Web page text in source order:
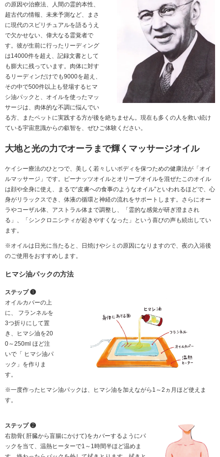
の原因や治療法、人間の霊的本性、
超古代の情報、未来予測など、まさ
に現代のスピリチュアルを語るうえ
で欠かせない、偉大なる霊覚者で
す。彼が生前に行ったリーディング
は14000件を超え、記録文書として
も膨大に残っています。肉体に対す
るリーディンだけでも9000を超え、
その中で500件以上も登場するヒマ
シ油パックと、オイルを使ったマッ
サージは、肉体的な不調に悩んでい
る方、またペットに実践する方が後を絶ちません。現在も多くの人を救い続け
ている宇宙意識からの叡智を、ぜひご体験ください。
大地と光の力でオーラまで輝くマッサージオイル
ケイシー療法のひとつで、美しく若々しいボディを保つための健康法が「オイ
ルマッサージ」です。ピーナッツオイルとオリーブオイルを混ぜたこのオイル
は顔や全身に使え、まるで“皮膚への食事のようなオイル”といわれるほどで、心
身がリラックスでき、体液の循環と神経の流れをサポートします。さらにオー
ラやコーザル体、アストラル体まで調整し、「霊的な感覚が研ぎ澄まされ
る」、「シンクロニシティが起きやすくなった」という喜びの声も続出してい
ます。
※オイルは日光に当たると、日焼けやシミの原因になりますので、夜の入浴後
のご使用をおすすめします。
ヒマシ油パックの方法
ステップ ❶
オイルカバーの上
に、 フランネルを
3つ折りにして置
き、ヒマシ油を20
0～250ml ほど注
いで「 ヒマシ油パ
ック」を作りま
す。
※一度作ったヒマシ油パックは、ヒマシ油を加えながら1～2ヵ月ほど使えま
す。
ステップ ❷
右肋骨( 肝臓から盲腸にかけて)をカバーするようにパ
ックを当て、温熱ヒーターで1～1時間半ほど温めま